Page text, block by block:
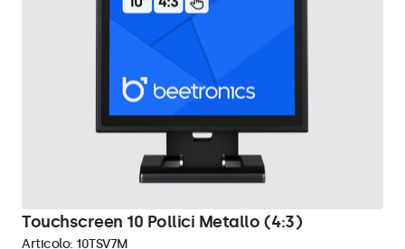
Touchscreen 10 Pollici Metallo (4:3)
Articolo: 10TSV7M